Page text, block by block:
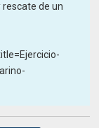
rescate de un